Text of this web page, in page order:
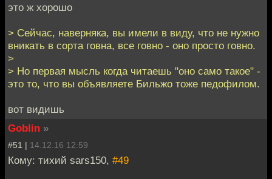
это ж хорошо
> Сейчас, наверняка, вы имели в виду, что не нужно
вникать в сорта говна, все говно - оно просто говно.
>
> Но первая мысль когда читаешь "оно само такое" -
это то, что вы объявляете Бильжо тоже педофилом.
вот видишь
Goblin »
#51 | 14.12.16 12:59
Кому: тихий sars150, #49